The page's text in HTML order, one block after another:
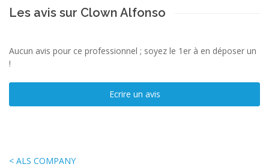
Les avis sur Clown Alfonso
Aucun avis pour ce professionnel ; soyez le 1er à en déposer un
!
Ecrire un avis
< ALS COMPANY